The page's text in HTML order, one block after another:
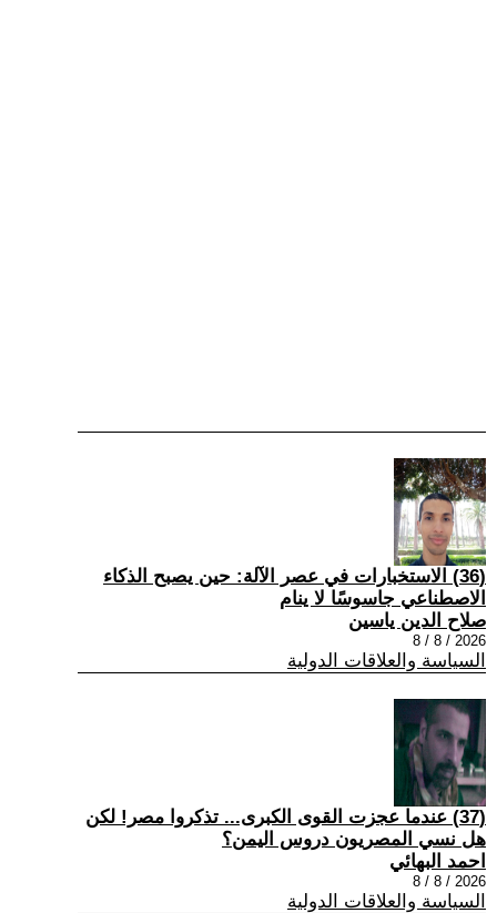
(36) الاستخبارات في عصر الآلة: حين يصبح الذكاء
الاصطناعي جاسوسًا لا ينام
صلاح الدين ياسين
2026 / 8 / 8
السياسة والعلاقات الدولية
(37) عندما عجزت القوى الكبرى... تذكروا مصر! لكن
هل نسي المصريون دروس اليمن؟
احمد البهائي
2026 / 8 / 8
السياسة والعلاقات الدولية